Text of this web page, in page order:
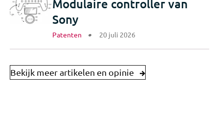
Modulaire controller van
Sony
Patenten 20 juli 2026
Bekijk meer artikelen en opinie